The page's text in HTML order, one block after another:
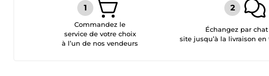
Commandez le
service de votre choix
à l’un de nos vendeurs
Échangez par
site jusqu’à la livraison